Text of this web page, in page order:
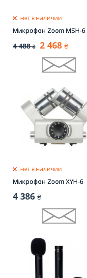
нет в наличии
Микрофон Zoom MSH-6
4 488 ₴ 2 468 ₴
нет в наличии
Микрофон Zoom XYH-6
4 386 ₴